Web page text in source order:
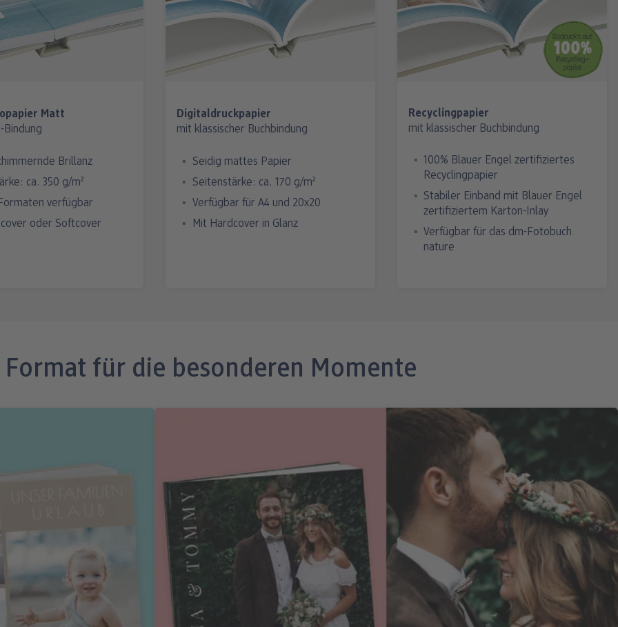
Matt
Bindung
Brillanz
ca. 350 g/m²
verfügbar
oder Softcover
Digitaldruckpapier
mit klassischer Buchbindung
Seidig mattes Papier
Seitenstärke: ca. 170 g/m²
Verfügbar für A4 und 20x20
Mit Hardcover in Glanz
Recyclingpapier
mit klassischer Buchbindung
100% Blauer Engel zertifiziertes
Recyclingpapier
Stabiler Einband mit Blauer Engel
zertifiziertem Karton-Inlay
Verfügbar für das dm-Fotobuch
nature
Format für die besonderen Momente